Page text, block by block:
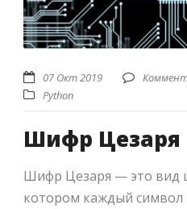
07 Окт 2019
Python
Шифр Цезаря
Шифр Цезаря — это вид
котором каждый символ